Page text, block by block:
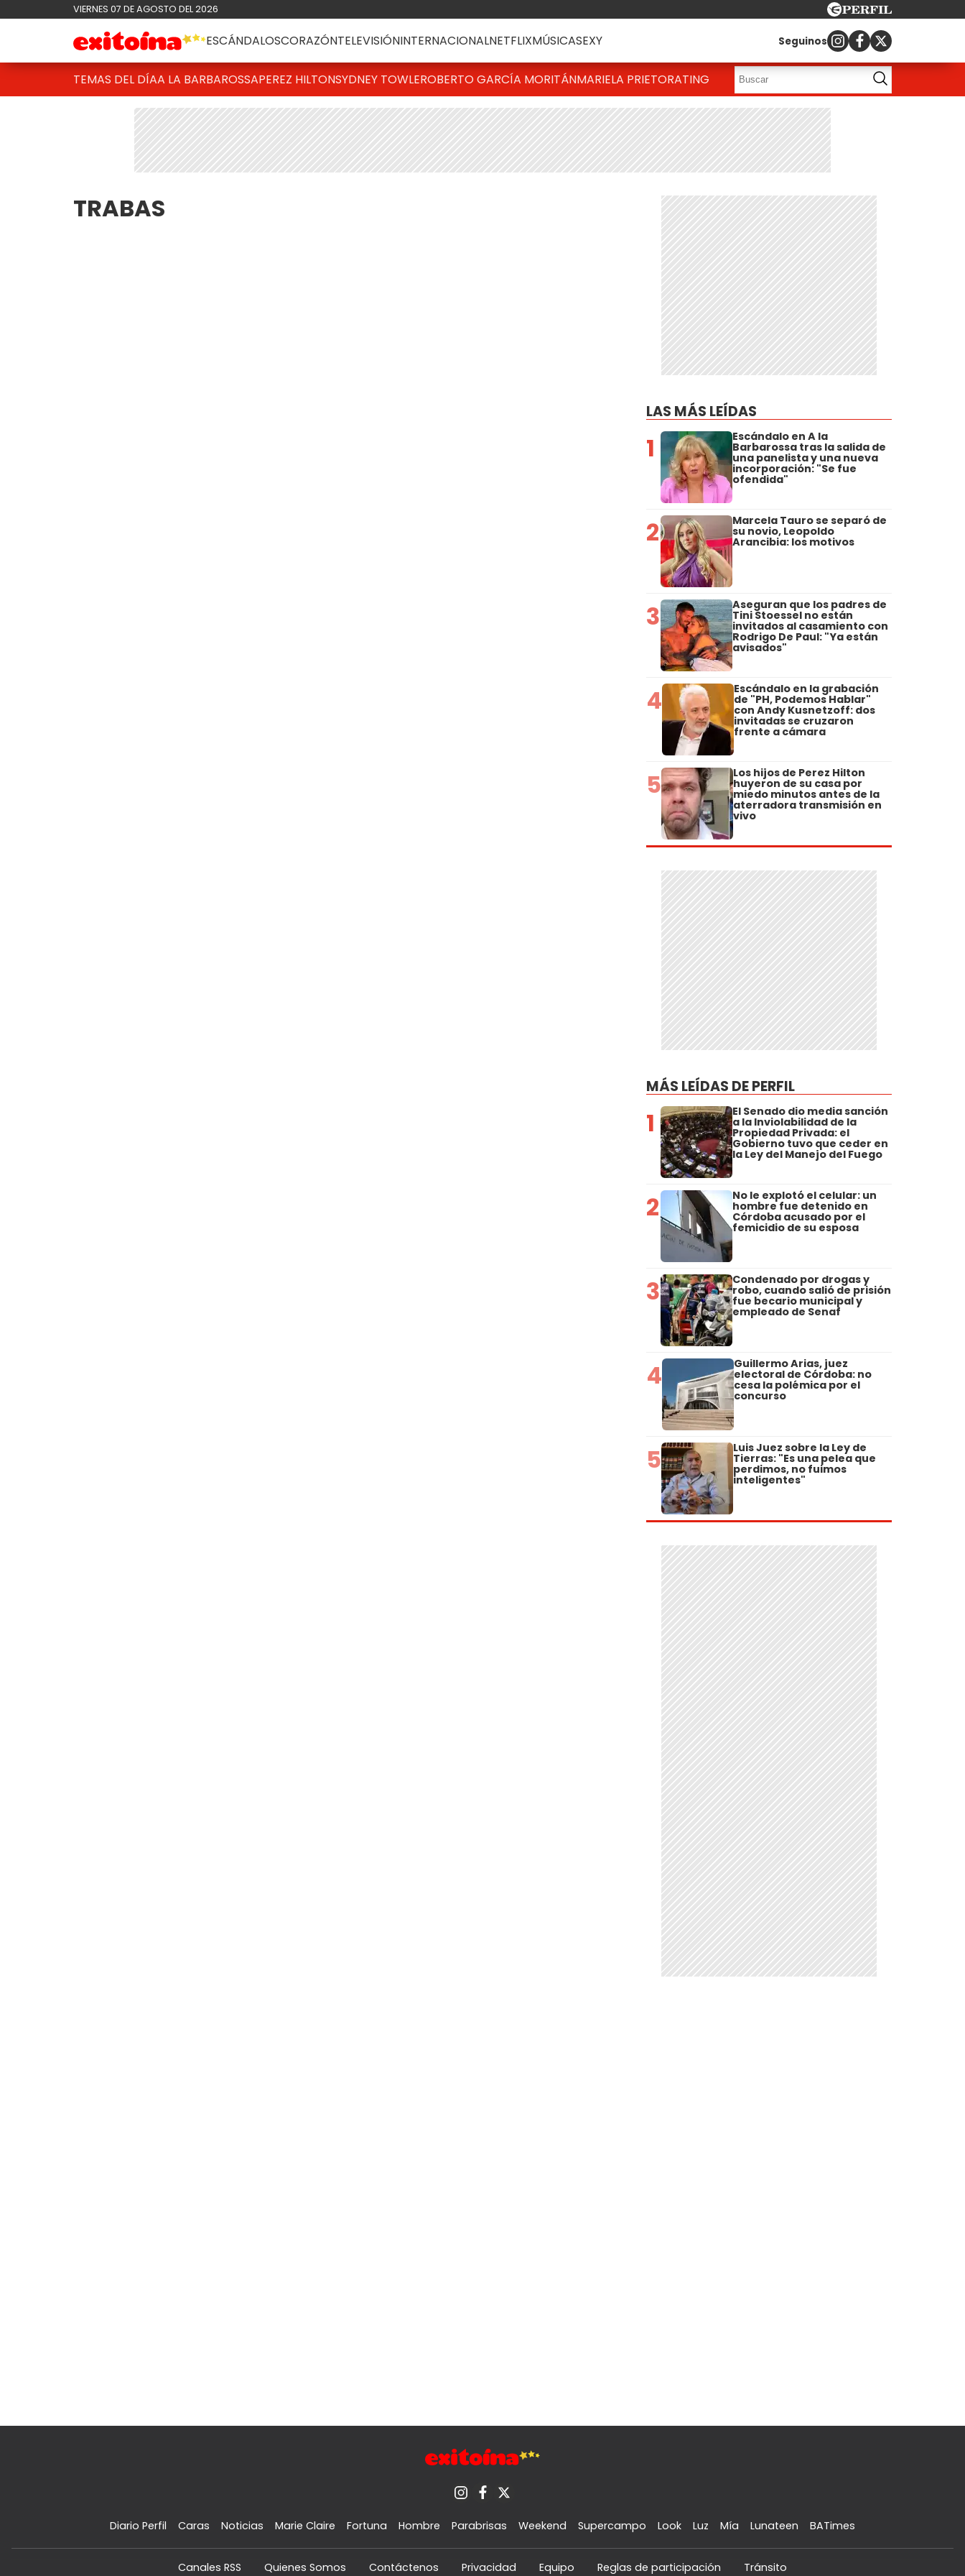
VIERNES 07 DE AGOSTO DEL 2026
ESCÁNDALOSCORAZÓNTELEVISIÓNINTERNACIONALNETFLIXMÚSICASEXY Seguinos
TEMAS DEL DÍAA LA BARBAROSSAPEREZ HILTONSYDNEY TOWLEROBERTO GARCÍA MORITÁNMARIELA PRIETORATING
TRABAS
LAS MÁS LEÍDAS
1 Escándalo en A la
Barbarossa tras la salida de
una panelista y una nueva
incorporación: "Se fue
ofendida"
2 Marcela Tauro se separó de
su novio, Leopoldo
Arancibia: los motivos
3 Aseguran que los padres de
Tini Stoessel no están
invitados al casamiento con
Rodrigo De Paul: "Ya están
avisados"
4 Escándalo en la grabación
de "PH, Podemos Hablar"
con Andy Kusnetzoff: dos
invitadas se cruzaron
frente a cámara
5 Los hijos de Perez Hilton
huyeron de su casa por
miedo minutos antes de la
aterradora transmisión en
vivo
MÁS LEÍDAS DE PERFIL
1 El Senado dio media sanción
a la Inviolabilidad de la
Propiedad Privada: el
Gobierno tuvo que ceder en
la Ley del Manejo del Fuego
2 No le explotó el celular: un
hombre fue detenido en
Córdoba acusado por el
femicidio de su esposa
3 Condenado por drogas y
robo, cuando salió de prisión
fue becario municipal y
empleado de Senaf
4 Guillermo Arias, juez
electoral de Córdoba: no
cesa la polémica por el
concurso
5 Luis Juez sobre la Ley de
Tierras: "Es una pelea que
perdimos, no fuimos
inteligentes"
Diario Perfil Caras Noticias Marie Claire Fortuna Hombre Parabrisas Weekend Supercampo Look Luz Mía Lunateen BATimes
Canales RSS Quienes Somos Contáctenos Privacidad Equipo Reglas de participación Tránsito